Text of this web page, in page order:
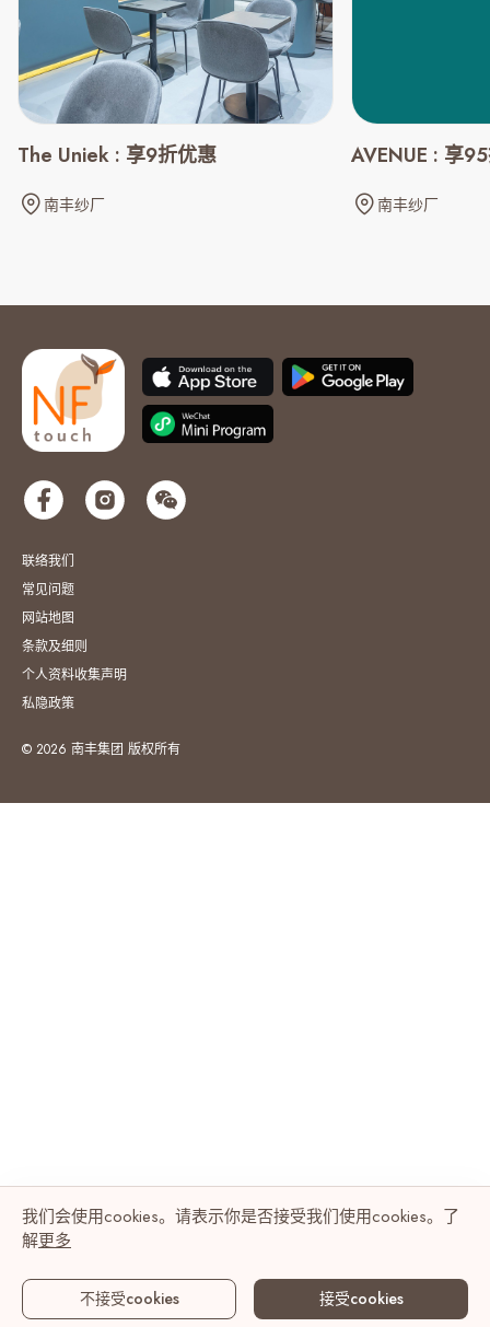
The Uniek : 享9折优惠
南丰纱厂
AVENUE : 享
南丰纱厂
联络我们
常见问题
网站地图
条款及细则
个人资料收集声明
私隐政策
© 2026 南丰集团 版权所有
我们会使用cookies。请表示你是否接受我们使用cookies。了
解更多
不接受cookies 接受cookies